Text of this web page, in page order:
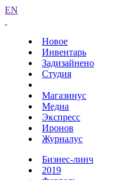
EN
Новое
Инвентарь
Задизайнено
Студия
Магазинус
Медиа
Экспресс
Иронов
Журналус
Бизнес-линч
2019